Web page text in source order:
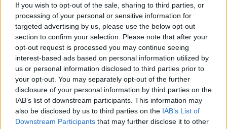
If you wish to opt-out of the sale, sharing to third parties, or
processing of your personal or sensitive information for
targeted advertising by us, please use the below opt-out
section to confirm your selection. Please note that after your
opt-out request is processed you may continue seeing
interest-based ads based on personal information utilized by
us or personal information disclosed to third parties prior to
your opt-out. You may separately opt-out of the further
disclosure of your personal information by third parties on the
IAB’s list of downstream participants. This information may
also be disclosed by us to third parties on the IAB’s List of
Downstream Participants that may further disclose it to other